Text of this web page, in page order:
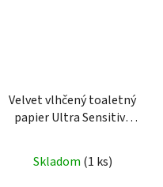
Velvet vlhčený toaletný
papier Ultra Sensitive
Skladom (1 ks)